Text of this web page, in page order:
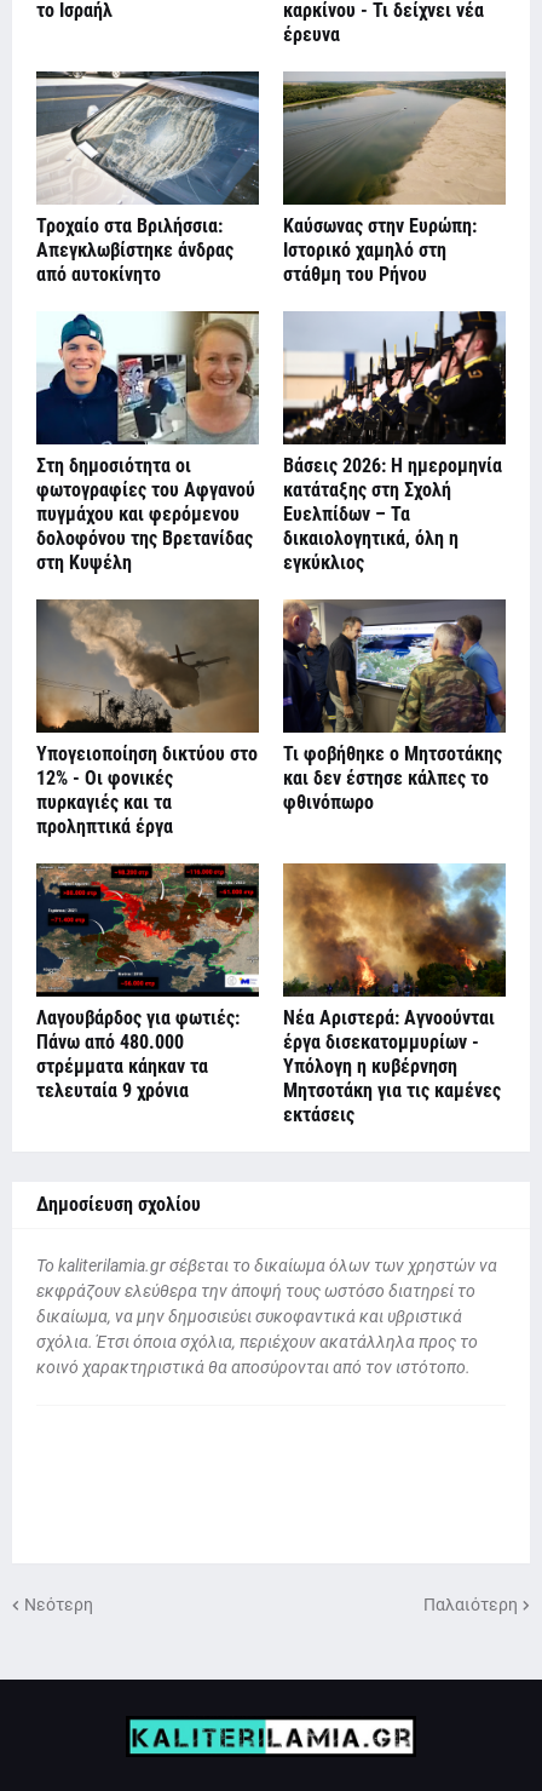
το Ισραήλ
καρκίνου - Τι δείχνει νέα
έρευνα
Τροχαίο στα Βριλήσσια:
Απεγκλωβίστηκε άνδρας
από αυτοκίνητο
Καύσωνας στην Ευρώπη:
Ιστορικό χαμηλό στη
στάθμη του Ρήνου
Στη δημοσιότητα οι
φωτογραφίες του Αφγανού
πυγμάχου και φερόμενου
δολοφόνου της Βρετανίδας
στη Κυψέλη
Βάσεις 2026: Η ημερομηνία
κατάταξης στη Σχολή
Ευελπίδων – Τα
δικαιολογητικά, όλη η
εγκύκλιος
Υπογειοποίηση δικτύου στο
12% - Οι φονικές
πυρκαγιές και τα
προληπτικά έργα
Τι φοβήθηκε ο Μητσοτάκης
και δεν έστησε κάλπες το
φθινόπωρο
Λαγουβάρδος για φωτιές:
Πάνω από 480.000
στρέμματα κάηκαν τα
τελευταία 9 χρόνια
Νέα Αριστερά: Αγνοούνται
έργα δισεκατομμυρίων -
Υπόλογη η κυβέρνηση
Μητσοτάκη για τις καμένες
εκτάσεις
Δημοσίευση σχολίου
To kaliterilamia.gr σέβεται το δικαίωμα όλων των χρηστών να
εκφράζουν ελεύθερα την άποψή τους ωστόσο διατηρεί το
δικαίωμα, να μην δημοσιεύει συκοφαντικά και υβριστικά
σχόλια. Έτσι όποια σχόλια, περιέχουν ακατάλληλα προς το
κοινό χαρακτηριστικά θα αποσύρονται από τον ιστότοπο.
Νεότερη Παλαιότερη